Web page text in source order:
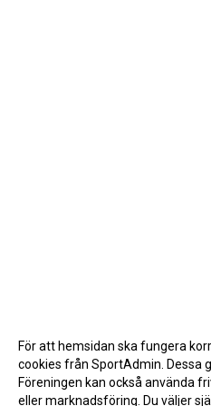
För att hemsidan ska fungera
cookies från SportAdmin. Dessa
Föreningen kan också använda
eller marknadsföring. Du väljer